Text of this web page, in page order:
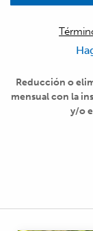
Reducción o
mensual con la
y/o